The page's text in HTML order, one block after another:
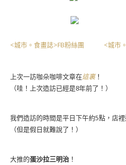
<城市。食畫誌>FB粉絲團 <城市
上次一訪咖朵咖啡文章在這裏！
（哇！上次造訪已經是8年前了！）
我們造訪的時間是平日下午約5點，店
（但是假日就難說了！）
大推的蛋沙拉三明治 ！